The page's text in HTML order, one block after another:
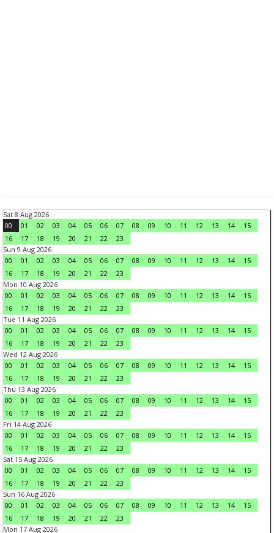
Sat 8 Aug 2026
00
01 02 03 04 05 06 07 08 09 10 11 12 13 14
15
16
17 18 19 20 21 22
23
Sun 9 Aug 2026
00
01 02 03 04 05 06 07 08 09 10 11 12 13 14
15
16
17 18 19 20 21 22
23
Mon 10 Aug 2026
00
01 02 03 04 05 06 07 08 09 10 11 12 13 14
15
16
17 18 19 20 21 22
23
Tue 11 Aug 2026
00
01 02 03 04 05 06 07 08 09 10 11 12 13 14
15
16
17 18 19 20 21 22
23
Wed 12 Aug 2026
00
01 02 03 04 05 06 07 08 09 10 11 12 13 14
15
16
17 18 19 20 21 22
23
Thu 13 Aug 2026
00
01 02 03 04 05 06 07 08 09 10 11 12 13 14
15
16
17 18 19 20 21 22
23
Fri 14 Aug 2026
00
01 02 03 04 05 06 07 08 09 10 11 12 13 14
15
16
17 18 19 20 21 22
23
Sat 15 Aug 2026
00
01 02 03 04 05 06 07 08 09 10 11 12 13 14
15
16
17 18 19 20 21 22
23
Sun 16 Aug 2026
00
01 02 03 04 05 06 07 08 09 10 11 12 13 14
15
16
17 18 19 20 21 22
23
Mon 17 Aug 2026